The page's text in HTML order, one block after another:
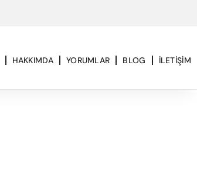
HAKKIMDA YORUMLAR BLOG İLETIŞIM